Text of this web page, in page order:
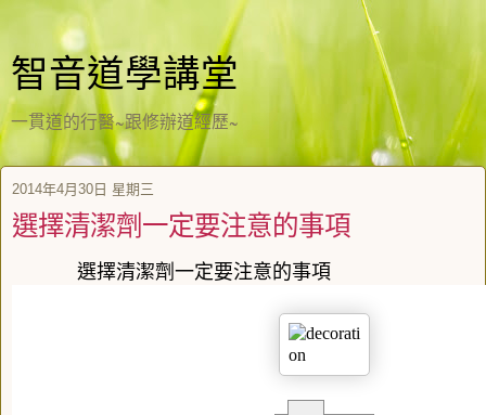
智音道學講堂
一貫道的行醫~跟修辦道經歷~
2014年4月30日 星期三
選擇清潔劑一定要注意的事項
選擇清潔劑一定要注意的事項